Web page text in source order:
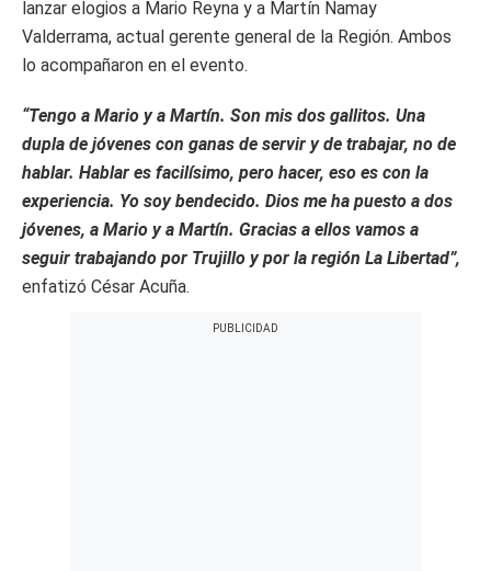
lanzar elogios a Mario Reyna y a Martín Namay
Valderrama, actual gerente general de la Región. Ambos
lo acompañaron en el evento.
“Tengo a Mario y a Martín. Son mis dos gallitos. Una
dupla de jóvenes con ganas de servir y de trabajar, no de
hablar. Hablar es facilísimo, pero hacer, eso es con la
experiencia. Yo soy bendecido. Dios me ha puesto a dos
jóvenes, a Mario y a Martín. Gracias a ellos vamos a
seguir trabajando por Trujillo y por la región La Libertad”,
enfatizó César Acuña.